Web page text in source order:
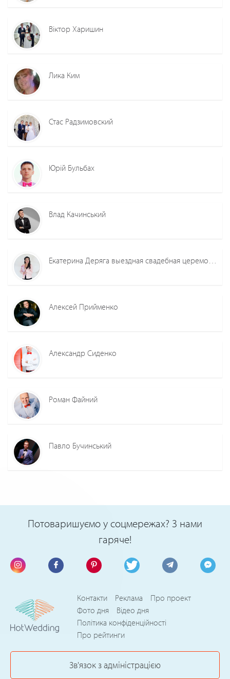
Віктор Харишин
Лика Ким
Стас Радзимовский
Юрій Бульбах
Влад Качинський
Алексей Прийменко
Александр Сиденко
Роман Файний
Павло Бучинський
Потоваришуємо у соцмережах? З нами
гаряче!
Контакти Реклама
Про проект
Фото дня
Відео дня
Політика конфіденційності
Про рейтинги
Зв'язок з адміністрацією